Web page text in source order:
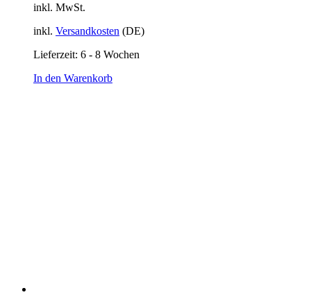
inkl. MwSt.
inkl. Versandkosten (DE)
Lieferzeit: 6 - 8 Wochen
In den Warenkorb